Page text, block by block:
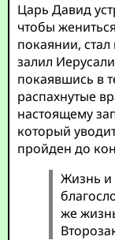
Царь Давид
чтобы
покаянии,
залил
покаявшись в
распахнутые
настоящему
который
пройден до
Жизнь и
же